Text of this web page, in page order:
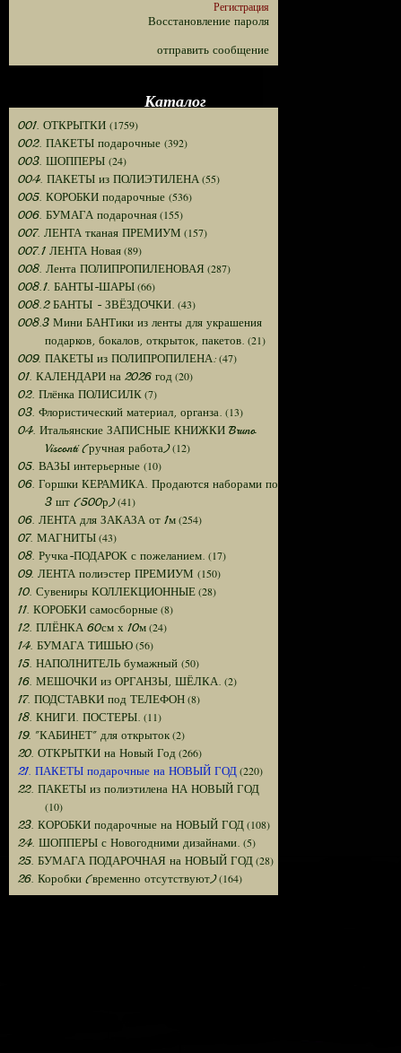
Регистрация
Восстановление пароля
отправить сообщение
Каталог
001. ОТКРЫТКИ (1759)
002. ПАКЕТЫ подарочные (392)
003. ШОППЕРЫ (24)
004. ПАКЕТЫ из ПОЛИЭТИЛЕНА(55)
005. КОРОБКИ подарочные (536)
006. БУМАГА подарочная(155)
007. ЛЕНТА тканая ПРЕМИУМ (157)
007.1 ЛЕНТА Новая(89)
008. Лента ПОЛИПРОПИЛЕНОВАЯ (287)
008.1. БАНТЫ-ШАРЫ(66)
008.2 БАНТЫ - ЗВЁЗДОЧКИ. (43)
008.3 Мини БАНТики из ленты для украшения
подарков, бокалов, открыток, пакетов. (21)
009. ПАКЕТЫ из ПОЛИПРОПИЛЕНА:(47)
01. КАЛЕНДАРИ на 2026 год (20)
02. Плёнка ПОЛИСИЛК(7)
03. Флористический материал, органза. (13)
04. Итальянские ЗАПИСНЫЕ КНИЖКИ Bruno
Visconti (ручная работа)(12)
05. ВАЗЫ интерьерные (10)
06. Горшки КЕРАМИКА. Продаются наборами по
3 шт (500р)(41)
06. ЛЕНТА для ЗАКАЗА от 1м(254)
07. МАГНИТЫ(43)
08. Ручка-ПОДАРОК с пожеланием. (17)
09. ЛЕНТА полиэстер ПРЕМИУМ (150)
10. Сувениры КОЛЛЕКЦИОННЫЕ(28)
11. КОРОБКИ самосборные(8)
12. ПЛЁНКА 60см х 10м(24)
14. БУМАГА ТИШЬЮ(56)
15. НАПОЛНИТЕЛЬ бумажный (50)
16. МЕШОЧКИ из ОРГАНЗЫ, ШЁЛКА. (2)
17. ПОДСТАВКИ под ТЕЛЕФОН(8)
18. КНИГИ. ПОСТЕРЫ. (11)
19. "КАБИНЕТ" для открыток(2)
20. ОТКРЫТКИ на Новый Год (266)
21. ПАКЕТЫ подарочные на НОВЫЙ ГОД(220)
22. ПАКЕТЫ из полиэтилена НА НОВЫЙ ГОД
(10)
23. КОРОБКИ подарочные на НОВЫЙ ГОД(108)
24. ШОППЕРЫ с Новогодними дизайнами. (5)
25. БУМАГА ПОДАРОЧНАЯ на НОВЫЙ ГОД(28)
26. Коробки (временно отсутствуют)(164)